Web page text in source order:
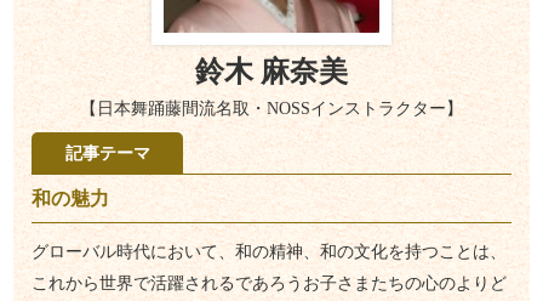
鈴木 麻奈美
【日本舞踊藤間流名取・NOSSインストラクター】
記事テーマ
和の魅力
グローバル時代において、和の精神、和の文化を持つことは、
これから世界で活躍されるであろうお子さまたちの心のよりど